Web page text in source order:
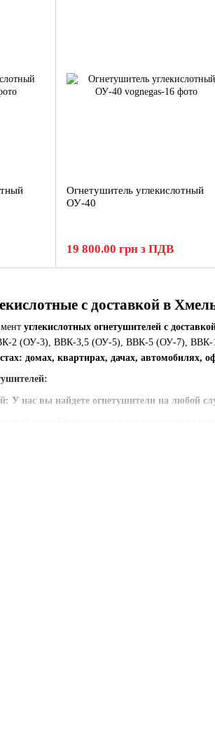
с доставкой в
углекислотных огнетушителей с
2 (ОУ-3), ВВК-3,5 (ОУ-5), ВВК-5 (ОУ-7),
домах, квартирах, дачах, автомобилях,
: У нас вы найдете огнетушители на любой
Огнетушитель углекислотный
ОУ-40
19 800.00 грн з ПДВ